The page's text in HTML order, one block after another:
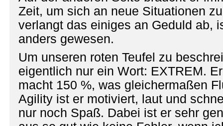
Zeit, um sich an neue Situationen
verlangt das einiges an Geduld ab,
anders gewesen.
Um unseren roten Teufel zu
eigentlich nur ein Wort: EXTREM.
macht 150 %, was gleichermaßen
Agility ist er motiviert, laut und
nur noch Spaß. Dabei ist er sehr